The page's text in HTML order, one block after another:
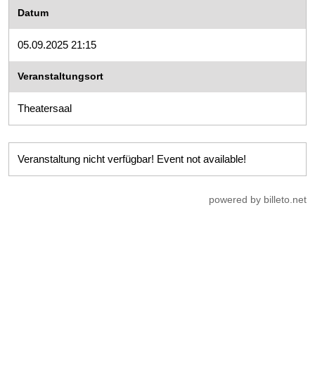
Datum
05.09.2025 21:15
Veranstaltungsort
Theatersaal
Veranstaltung nicht verfügbar! Event not available!
powered by billeto.net